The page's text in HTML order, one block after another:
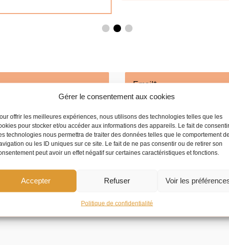
Gérer le consentement aux cookies
offrir les meilleures expériences, nous utilisons des technologies telles que les
pour stocker et/ou accéder aux informations des appareils. Le fait de
technologies nous permettra de traiter des données telles que le comportement
ou les ID uniques sur ce site. Le fait de ne pas consentir ou de retirer son
peut avoir un effet négatif sur certaines caractéristiques et fonctions.
Accepter Refuser Voir les
Politique de confidentialité
5